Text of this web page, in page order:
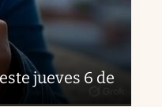
jueves 6 de